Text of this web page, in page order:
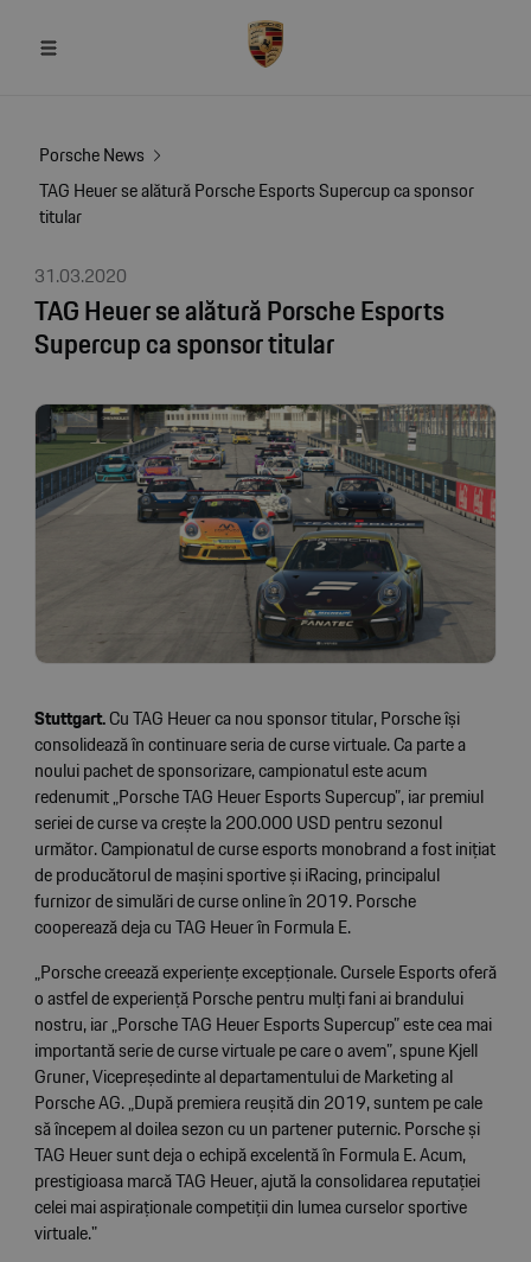
Porsche News
TAG Heuer se alătură Porsche Esports Supercup ca sponsor
titular
31.03.2020
TAG Heuer se alătură Porsche Esports
Supercup ca sponsor titular
Stuttgart.Cu TAG Heuer ca nou sponsor titular, Porsche își
consolidează în continuare seria de curse virtuale. Ca parte a
noului pachet de sponsorizare, campionatul este acum
redenumit „Porsche TAG Heuer Esports Supercup”, iar premiul
seriei de curse va crește la 200.000 USD pentru sezonul
următor. Campionatul de curse esports monobrand a fost inițiat
de producătorul de mașini sportive și iRacing, principalul
furnizor de simulări de curse online în 2019. Porsche
cooperează deja cu TAG Heuer în Formula E.
„Porsche creează experiențe excepționale. Cursele Esports oferă
o astfel de experiență Porsche pentru mulți fani ai brandului
nostru, iar „Porsche TAG Heuer Esports Supercup” este cea mai
importantă serie de curse virtuale pe care o avem”, spune Kjell
Gruner, Vicepreședinte al departamentului de Marketing al
Porsche AG. „După premiera reușită din 2019, suntem pe cale
să începem al doilea sezon cu un partener puternic. Porsche și
TAG Heuer sunt deja o echipă excelentă în Formula E. Acum,
prestigioasa marcă TAG Heuer, ajută la consolidarea reputației
celei mai aspiraționale competiții din lumea curselor sportive
virtuale."